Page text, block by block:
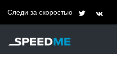
Следи за скоростью